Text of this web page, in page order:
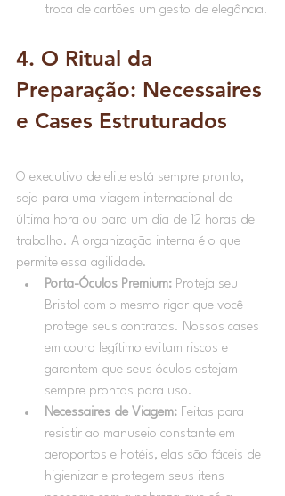
troca de cartões um gesto de elegância.
4. O Ritual da
Preparação: Necessaires
e Cases Estruturados
O executivo de elite está sempre pronto,
seja para uma viagem internacional de
última hora ou para um dia de 12 horas de
trabalho. A organização interna é o que
permite essa agilidade.
Porta-Óculos Premium: Proteja seu
Bristol com o mesmo rigor que você
protege seus contratos. Nossos cases
em couro legítimo evitam riscos e
garantem que seus óculos estejam
sempre prontos para uso.
Necessaires de Viagem: Feitas para
resistir ao manuseio constante em
aeroportos e hotéis, elas são fáceis de
higienizar e protegem seus itens